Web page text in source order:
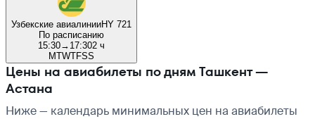
Узбекские авиалинииHY 721
По расписанию
15:30→ 17:302 ч
MTWTFSS
Цены на авиабилеты по дням Ташкент —
Астана
Ниже — календарь минимальных цен на авиабилеты